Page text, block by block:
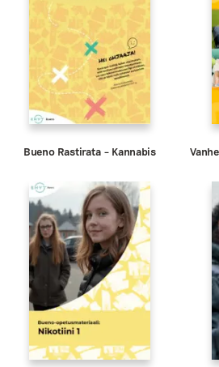
Bueno Rastirata – Kannabis